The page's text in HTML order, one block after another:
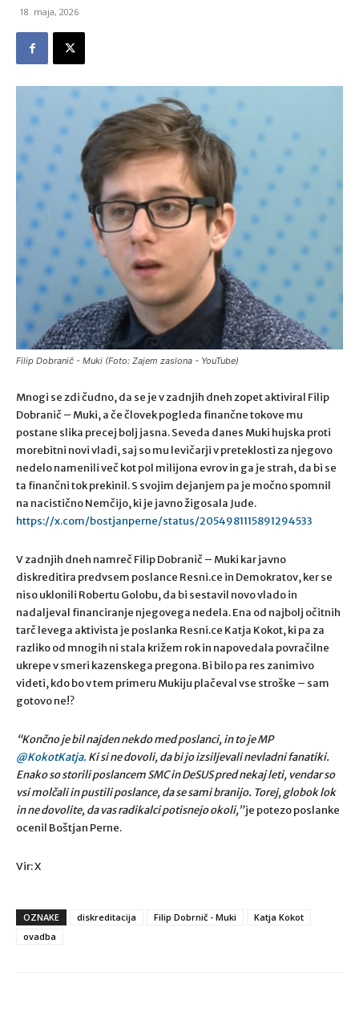
18. maja, 2026
Filip Dobranič - Muki (Foto: Zajem zaslona - YouTube)
Mnogi se zdi čudno, da se je v zadnjih dneh zopet aktiviral Filip
Dobranič – Muki, a če človek pogleda finančne tokove mu
postane slika precej bolj jasna. Seveda danes Muki hujska proti
morebitni novi vladi, saj so mu levičarji v preteklosti za njegovo
nedelo namenili več kot pol milijona evrov in ga je strah, da bi se
ta finančni tok prekinil. S svojim dejanjem pa je močno spomnil
na nacistično Nemčijo, ki je javno žigosala Jude.
https://x.com/bostjanperne/status/2054981115891294533
V zadnjih dneh namreč Filip Dobranič – Muki kar javno
diskreditira predvsem poslance Resni.ce in Demokratov, ker se
niso uklonili Robertu Golobu, da bi sestavil novo vlado in
nadaljeval financiranje njegovega nedela. Ena od najbolj očitnih
tarč levega aktivista je poslanka Resni.ce Katja Kokot, ki pa za
razliko od mnogih ni stala križem rok in napovedala povračilne
ukrepe v smeri kazenskega pregona. Bi bilo pa res zanimivo
videti, kdo bo v tem primeru Mukiju plačeval vse stroške – sam
gotovo ne!?
“Končno je bil najden nekdo med poslanci, in to je MP
@KokotKatja.Ki si ne dovoli, da bi jo izsiljevali nevladni fanatiki.
Enako so storili poslancem SMC in DeSUS pred nekaj leti, vendar so
vsi molčali in pustili poslance, da se sami branijo. Torej, globok lok
in ne dovolite, da vas radikalci potisnejo okoli,”je potezo poslanke
ocenil Boštjan Perne.
Vir: X
OZNAKE diskreditacija Filip Dobrnič - Muki
Katja Kokot
ovadba